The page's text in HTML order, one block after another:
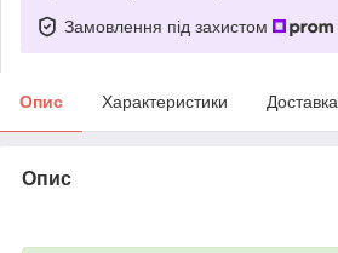
Замовлення під захистом
Опис Характеристики Доставка
Опис